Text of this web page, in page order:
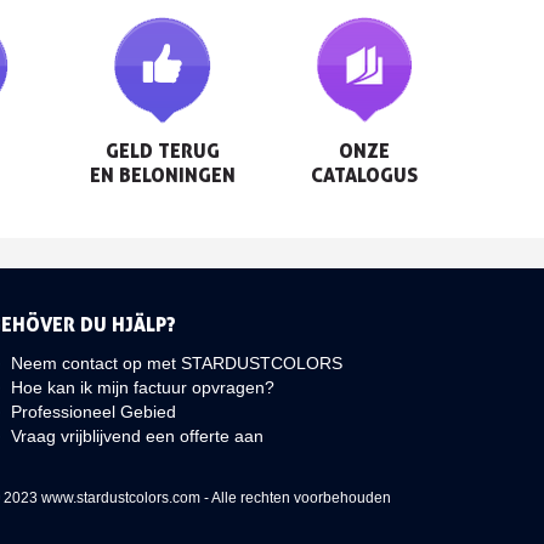
GELD TERUG
EN BELONINGEN
ONZE
CATALOGUS
DU HJÄLP?
Neem contact op met STARDUSTCOLORS
Hoe kan ik mijn factuur opvragen?
Professioneel Gebied
Vraag vrijblijvend een offerte aan
www.stardustcolors.com - Alle rechten voorbehouden